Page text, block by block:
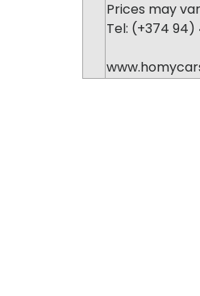
Prices may
Tel: (+374